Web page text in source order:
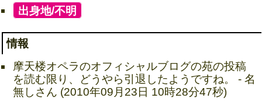
出身地/不明
情報
摩天楼オペラのオフィシャルブログの苑の投稿
を読む限り、どうやら引退したようですね。 - 名
無しさん (2010年09月23日 10時28分47秒)